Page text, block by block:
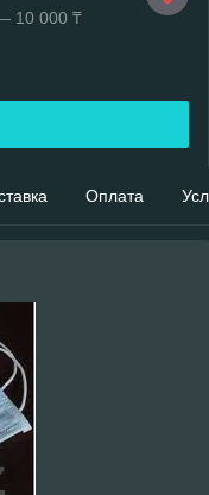
10 000 ₸
Оплата